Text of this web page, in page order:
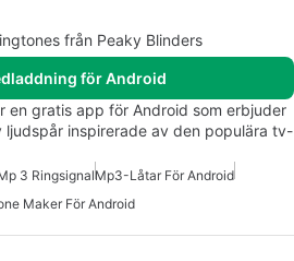
från Peaky Blinders
för Android
en gratis app för Android som erbjuder
ljudspår inspirerade av den populära tv-
3 RingsignalMp3-Låtar För Android
Maker För Android